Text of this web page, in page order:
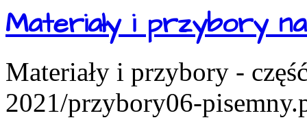
Materiały i przybory
Materiały i przybory -
2021/przybory06-